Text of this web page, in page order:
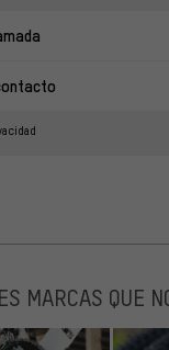
MARCAS QUE